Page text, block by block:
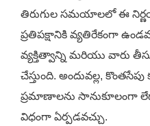
తిరుగుల సమయాలలో ఈ
ప్రతిపక్షానికి వ్యతిరేకంగా
వ్యక్తిత్వాన్ని మరియు వారు
చేస్తుంది. అందువల్ల,
ప్రమాణాలను సానుకూలంగా
విధంగా ఏర్పడవచ్చు.